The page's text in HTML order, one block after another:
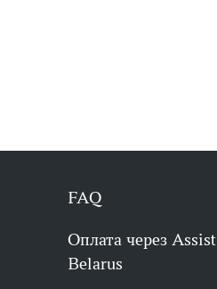
FAQ
Оплата через Assist
Belarus